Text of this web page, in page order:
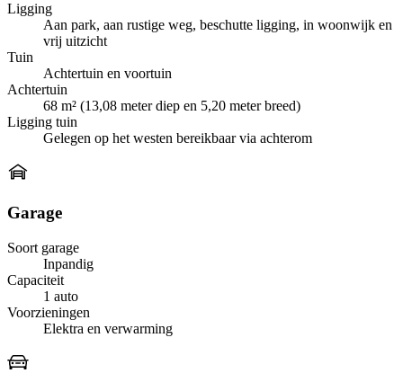
Ligging
Aan park, aan rustige weg, beschutte ligging, in woonwijk en
vrij uitzicht
Tuin
Achtertuin en voortuin
Achtertuin
68 m² (13,08 meter diep en 5,20 meter breed)
Ligging tuin
Gelegen op het westen bereikbaar via achterom
Garage
Soort garage
Inpandig
Capaciteit
1 auto
Voorzieningen
Elektra en verwarming